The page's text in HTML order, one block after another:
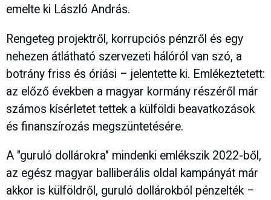
emelte ki László András.
Rengeteg projektről, korrupciós pénzről és egy
nehezen átlátható szervezeti hálóról van szó, a
botrány friss és óriási – jelentette ki. Emlékeztetett:
az előző években a magyar kormány részéről már
számos kísérletet tettek a külföldi beavatkozások
és finanszírozás megszüntetésére.
A "guruló dollárokra" mindenki emlékszik 2022-ből,
az egész magyar balliberális oldal kampányát már
akkor is külföldről, guruló dollárokból pénzelték –